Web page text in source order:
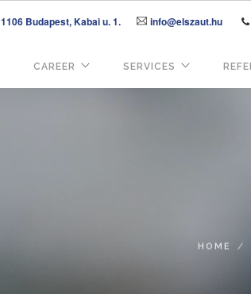
1106 Budapest, Kabai u. 1. info@elszaut.hu
CAREER SERVICES
HOME